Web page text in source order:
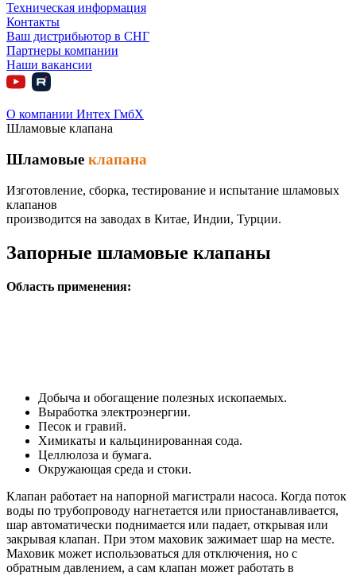
Техническая информация
Контакты
Ваш дистрибьютор в СНГ
Партнеры компании
Наши вакансии
О компании Интех ГмбХ
Шламовые клапана
Шламовые клапана
Изготовление, сборка, тестирование и испытание шламовых
клапанов
производится на заводах в Китае, Индии, Турции.
Запорные шламовые клапаны
Область применения:
Добыча и обогащение полезных ископаемых.
Выработка электроэнергии.
Песок и гравий.
Химикаты и кальцинированная сода.
Целлюлоза и бумага.
Окружающая среда и стоки.
Клапан работает на напорной магистрали насоса. Когда поток
воды по трубопроводу нагнетается или приостанавливается,
шар автоматически поднимается или падает, открывая или
закрывая клапан. При этом маховик зажимает шар на месте.
Маховик может использоваться для отключения, но с
обратным давлением, а сам клапан может работать в